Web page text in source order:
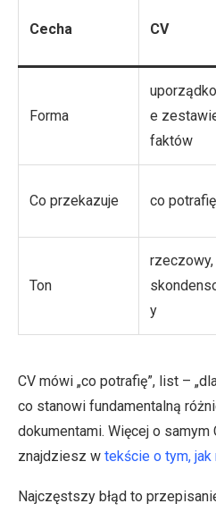
Cecha CV
Forma
e
faktów
Co przekazuje co potrafię
Ton
rzeczowy,
y
CV mówi „co potrafię”, list –
co stanowi fundamentalną
dokumentami. Więcej o samym
znajdziesz w tekście o tym, jak
Najczęstszy błąd to